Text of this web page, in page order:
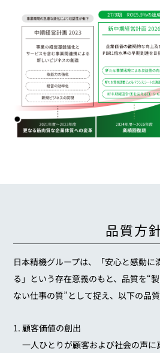
品質方
日本精機グループは、「安心と感動に
る」という存在意義のもと、 品質を“
ない仕事の質”として捉え、以下の品質
顧客価値の創出
一人ひとりが顧客および社会の声